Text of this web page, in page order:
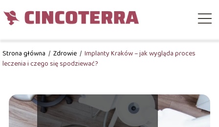
Strona główna / Zdrowie / Implanty Kraków – jak wygląda proces
leczenia i czego się spodziewać?